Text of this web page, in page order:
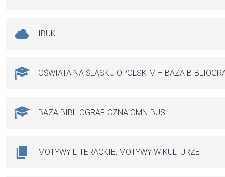
IBUK
OŚWIATA NA ŚLĄSKU OPOLSKIM – BAZA
BAZA BIBLIOGRAFICZNA OMNIBUS
MOTYWY LITERACKIE, MOTYWY W KULTURZE